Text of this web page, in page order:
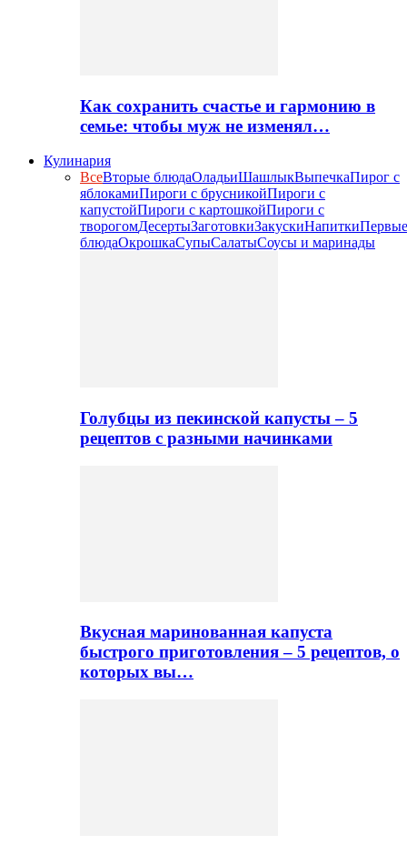
Как сохранить счастье и гармонию в
семье: чтобы муж не изменял…
Кулинария
ВсеВторые блюдаОладьиШашлыкВыпечкаПирог с
яблокамиПироги с брусникойПироги с
капустойПироги с картошкойПироги с
творогомДесертыЗаготовкиЗакускиНапиткиПервые
блюдаОкрошкаСупыСалатыСоусы и маринады
Голубцы из пекинской капусты – 5
рецептов с разными начинками
Вкусная маринованная капуста
быстрого приготовления – 5 рецептов, о
которых вы…